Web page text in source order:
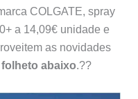
COLGATE, spray
a 14,09€ unidade e
as novidades
abaixo.??